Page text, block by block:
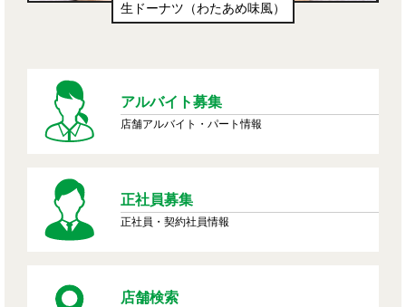
生ドーナツ（わたあめ味風）
アルバイト募集
店舗アルバイト・パート情報
正社員募集
正社員・契約社員情報
店舗検索